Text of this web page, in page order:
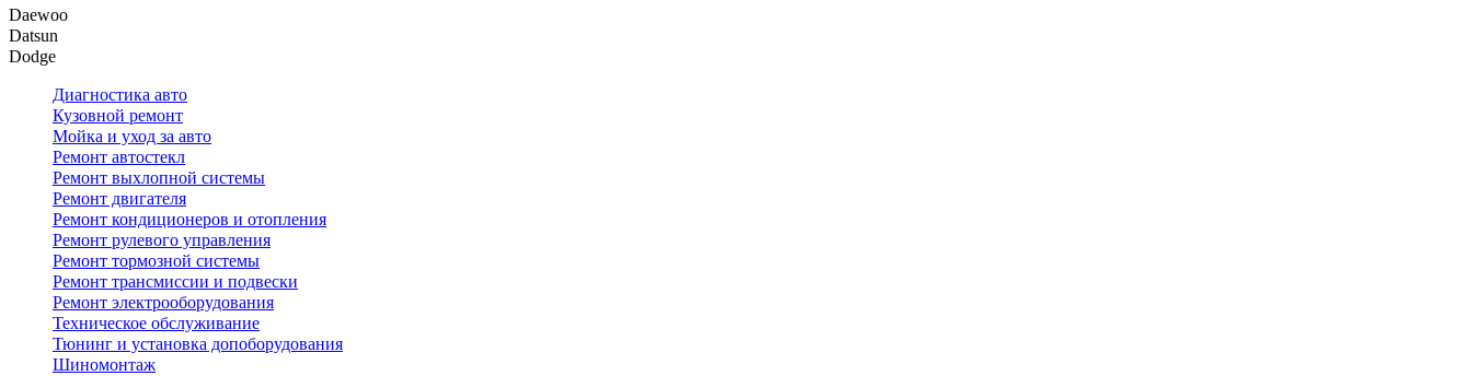
Daewoo
Datsun
Dodge
Диагностика авто
Кузовной ремонт
Мойка и уход за авто
Ремонт автостекл
Ремонт выхлопной системы
Ремонт двигателя
Ремонт кондиционеров и отопления
Ремонт рулевого управления
Ремонт тормозной системы
Ремонт трансмиссии и подвески
Ремонт электрооборудования
Техническое обслуживание
Тюнинг и установка допоборудования
Шиномонтаж